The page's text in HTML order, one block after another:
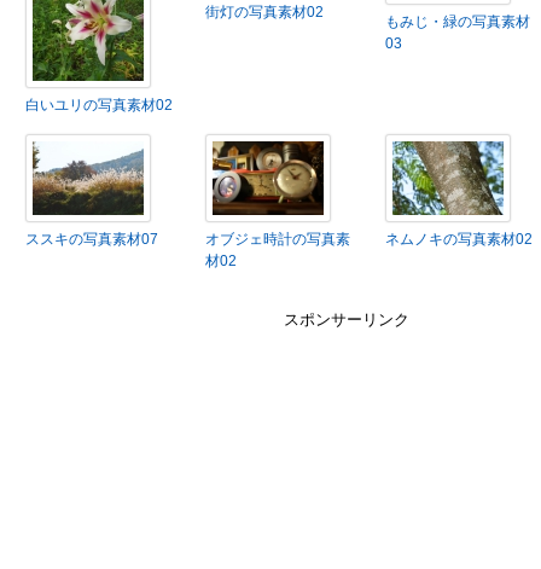
白いユリの写真素材02
街灯の写真素材02
もみじ・緑の写真素材
03
ススキの写真素材07
オブジェ時計の写真素
材02
ネムノキの写真素材02
スポンサーリンク